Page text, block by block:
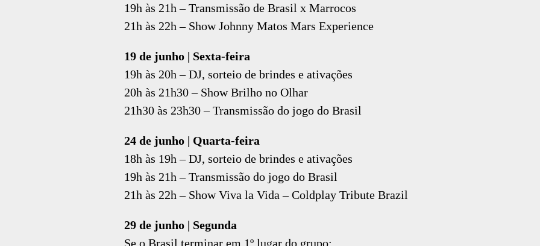
19h às 21h – Transmissão de Brasil x Marrocos
21h às 22h – Show Johnny Matos Mars Experience
19 de junho | Sexta-feira
19h às 20h – DJ, sorteio de brindes e ativações
20h às 21h30 – Show Brilho no Olhar
21h30 às 23h30 – Transmissão do jogo do Brasil
24 de junho | Quarta-feira
18h às 19h – DJ, sorteio de brindes e ativações
19h às 21h – Transmissão do jogo do Brasil
21h às 22h – Show Viva la Vida – Coldplay Tribute Brazil
29 de junho | Segunda
Se o Brasil terminar em 1º lugar do grupo: